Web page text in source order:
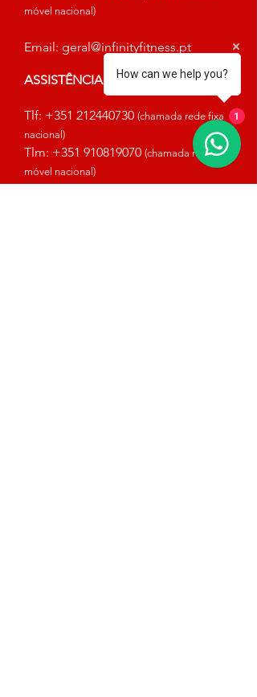
móvel nacional)
Email: geral@infinityfitness.pt
ASSISTÊNCIA TÉCNICA
Tlf: +351 212440730 (chamada rede fixa
nacional)
Tlm: +351 910819070 (chamada rede
móvel nacional)
How can we help you?
1